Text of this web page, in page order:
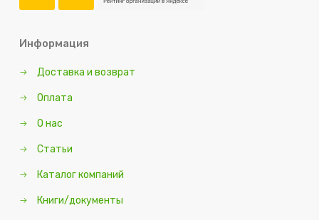
Информация
Доставка и возврат
Оплата
О нас
Статьи
Каталог компаний
Книги/документы